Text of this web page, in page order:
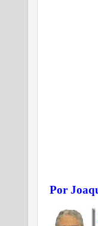
Por